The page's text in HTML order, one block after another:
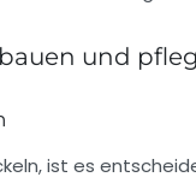
und
ist es